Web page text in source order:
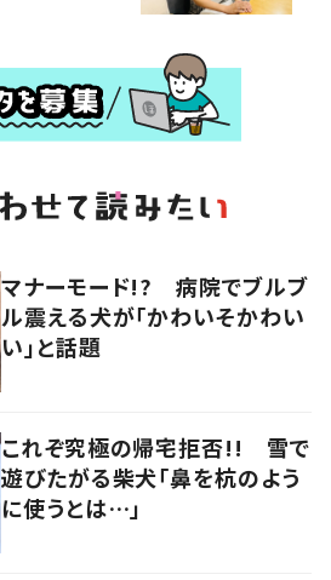
マナーモード!? 病院でブルブ
ル震える犬が「かわいそかわい
い」と話題
これぞ究極の帰宅拒否!! 雪で
遊びたがる柴犬「鼻を杭のよう
に使うとは…」